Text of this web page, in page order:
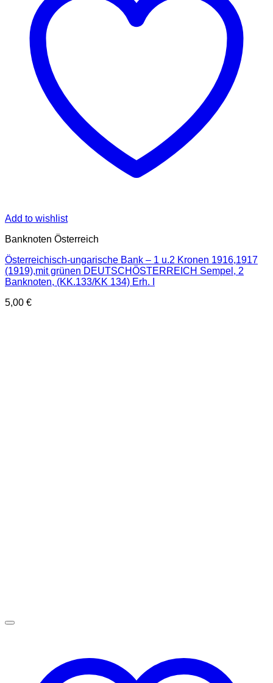
Add to wishlist
Banknoten Österreich
Österreichisch-ungarische Bank – 1 u.2 Kronen 1916,1917
(1919),mit grünen DEUTSCHÖSTERREICH Sempel, 2
Banknoten, (KK.133/KK 134) Erh. I
5,00 €